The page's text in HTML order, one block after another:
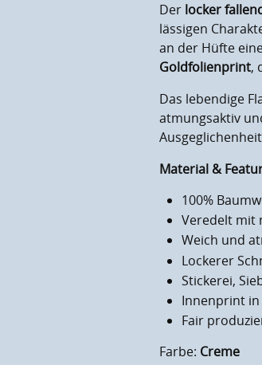
Der locker
lässigen
an der Hüfte
Goldfolienprint,
Das lebendige
atmungsaktiv
Material &
100%
Veredelt mit
Weich und
Lockerer
Stickerei,
Innenprint
Fair
Farbe: Creme